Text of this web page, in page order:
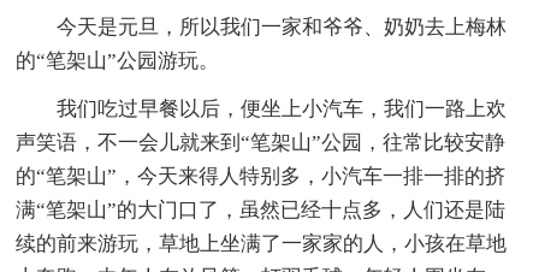
今天是元旦，所以我们一家和爷爷、奶奶去上梅林
的“笔架山”公园游玩。
我们吃过早餐以后，便坐上小汽车，我们一路上欢
声笑语，不一会儿就来到“笔架山”公园，往常比较安静
的“笔架山”，今天来得人特别多，小汽车一排一排的挤
满“笔架山”的大门口了，虽然已经十点多，人们还是陆
续的前来游玩，草地上坐满了一家家的人，小孩在草地